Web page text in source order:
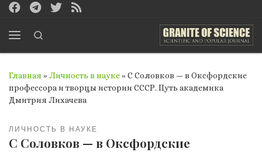
Перейти к содержимому
Главная » Личность в науке» С Соловков — в Оксфордские
профессора и творцы истории СССР. Путь академика
Дмитрия Лихачева
ЛИЧНОСТЬ В НАУКЕ
С Соловков — в Оксфордские